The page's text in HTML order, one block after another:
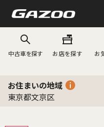
中古車を探す お店を探す お
お住まいの地域
東京都文京区